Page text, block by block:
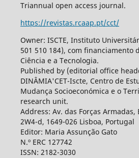
Triannual open access journal.
https://revistas.rcaap.pt/cct/
Owner: ISCTE, Instituto
501 510 184), com financiamento
Ciência e a Tecnologia.
Published by (editorial office
DINÂMIA'CET-Iscte, Centro de
Mudança Socioeconómica e o
research unit.
Address: Av. das Forças Armadas,
2W4-d, 1649-026 Lisboa, Portugal
Editor: Maria Assunção Gato
N.º ERC 127742
ISSN: 2182-3030